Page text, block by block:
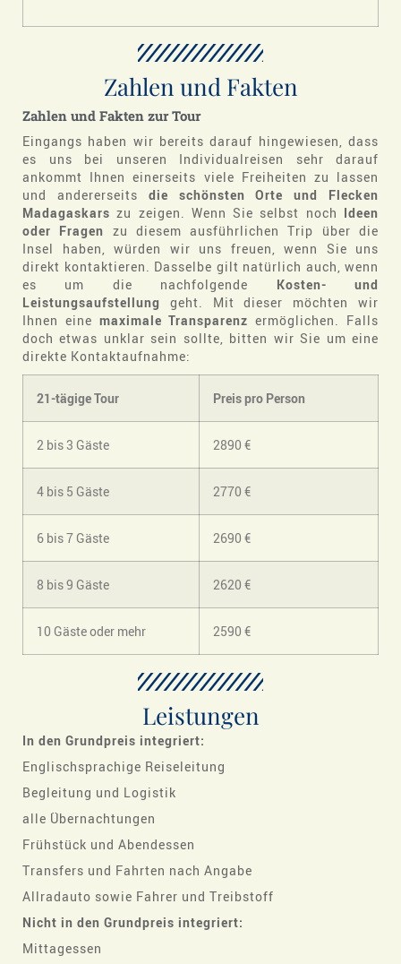
Zahlen und Fakten
Zahlen und Fakten zur Tour
Eingangs haben wir bereits darauf hingewiesen, dass
es uns bei unseren Individualreisen sehr darauf
ankommt Ihnen einerseits viele Freiheiten zu lassen
und andererseits die schönsten Orte und Flecken
Madagaskarszu zeigen. Wenn Sie selbst noch Ideen
oder Fragen zu diesem ausführlichen Trip über die
Insel haben, würden wir uns freuen, wenn Sie uns
direkt kontaktieren. Dasselbe gilt natürlich auch, wenn
es um die nachfolgende Kosten- und
Leistungsaufstellung
geht. Mit dieser möchten wir
Ihnen eine maximale Transparenz ermöglichen. Falls
doch etwas unklar sein sollte, bitten wir Sie um eine
direkte Kontaktaufnahme:
21-tägige Tour Preis pro Person
2 bis 3 Gäste 2890 €
4 bis 5 Gäste 2770 €
6 bis 7 Gäste 2690 €
8 bis 9 Gäste 2620 €
10 Gäste oder mehr 2590 €
Leistungen
In den Grundpreis integriert:
Englischsprachige Reiseleitung
Begleitung und Logistik
alle Übernachtungen
Frühstück und Abendessen
Transfers und Fahrten nach Angabe
Allradauto sowie Fahrer und Treibstoff
Nicht in den Grundpreis integriert:
Mittagessen